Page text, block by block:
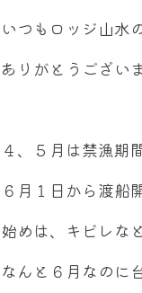
いつもロッジ山水
ありがとうござい
４、５月は禁漁期
６月１日から渡船
始めは、キビレな
なんと６月なのに